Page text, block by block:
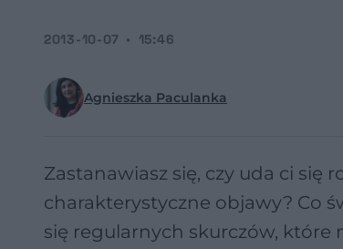
Agnieszka Paculanka
2013-10-07 15:46
Zastanawiasz się, czy uda ci się
charakterystyczne objawy? Co
się regularnych skurczów, które